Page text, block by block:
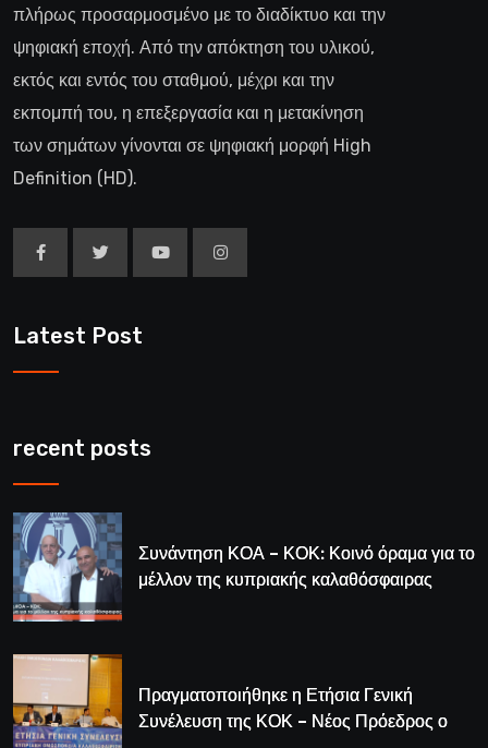
πλήρως προσαρμοσμένο με το διαδίκτυο και την
ψηφιακή εποχή. Από την απόκτηση του υλικού,
εκτός και εντός του σταθμού, μέχρι και την
εκπομπή του, η επεξεργασία και η μετακίνηση
των σημάτων γίνονται σε ψηφιακή μορφή High
Definition (HD).
Latest Post
recent posts
Συνάντηση ΚΟΑ – ΚΟΚ: Κοινό όραμα για το
μέλλον της κυπριακής καλαθόσφαιρας
Πραγματοποιήθηκε η Ετήσια Γενική
Συνέλευση της ΚΟΚ – Νέος Πρόεδρος ο